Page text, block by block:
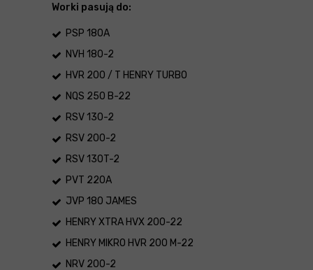
Worki pasują do:
PSP 180A
NVH 180-2
HVR 200 / T HENRY TURBO
NQS 250 B-22
RSV 130-2
RSV 200-2
RSV 130T-2
PVT 220A
JVP 180 JAMES
HENRY XTRA HVX 200-22
HENRY MIKRO HVR 200 M-22
NRV 200-2